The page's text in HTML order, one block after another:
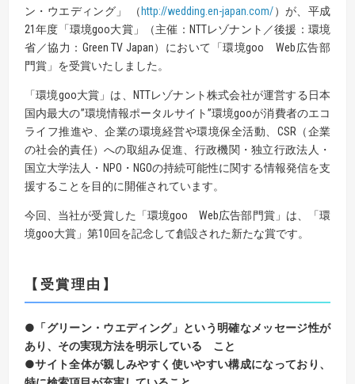
ン・ウエディング」 （http://wedding.en-japan.com/）が、平成
21年度「環境goo大賞」（主催：NTTレゾナント／後援：環境
省／協力：Green TV Japan）において「環境goo Web広告部
門賞」を受賞いたしました。
「環境goo大賞」は、NTTレゾナント株式会社が運営する日本
国内最大の”環境情報ポータルサイト”環境gooが消費者のエコ
ライフ推進や、企業の環境経営や環境保全活動、CSR（企業
の社会的責任）への取組み促進、行政機関・独立行政法人・
国立大学法人・NPO・NGOの持続可能性に関する情報発信を支
援することを目的に開催されています。
今回、当社が受賞した「環境goo Web広告部門賞」は、「環
境goo大賞」第10回を記念して創設された新たな賞です。
【受賞理由】
●「グリーン・ウエディング」という明確なメッセージ性が
あり、その実現方法を明示している こと
●サイト全体が親しみやすく使いやすい構成になっており、